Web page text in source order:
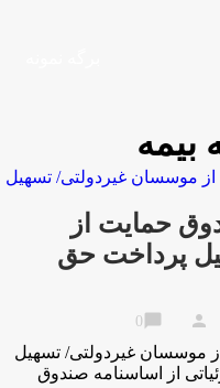
بیمه
حمایت از
پرداخت حق
person
chat_bubble
موسسان غیردولتی/ تسهیل
از اساسنامه صندوق